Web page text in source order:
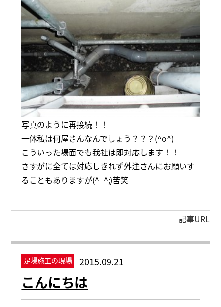
写真のように再接続！！
一体私は何屋さんなんでしょう？？？(^o^)
こういった場面でも我社は即対応します！！
さすがに全ては対応しきれず外注さんにお願いす
ることもありますが(^_^;)苦笑
記事URL
足場施工の現場 2015.09.21
こんにちは